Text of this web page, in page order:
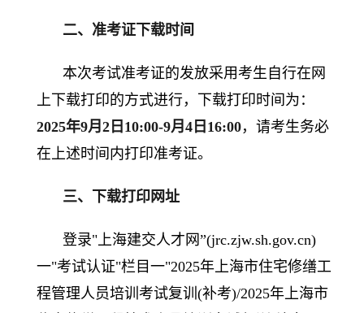
二、准考证下载时间
本次考试准考证的发放采用考生自行在网
上下载打印的方式进行，下载打印时间为：
2025年9月2日10:00-9月4日16:00，请考生务必
在上述时间内打印准考证。
三、下载打印网址
登录"上海建交人才网”(jrc.zjw.sh.gov.cn)
一"考试认证"栏目一"2025年上海市住宅修缮工
程管理人员培训考试复训(补考)/2025年上海市